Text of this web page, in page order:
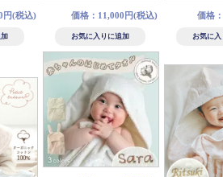
円(税込) 価格：11,000円(税込) 価格